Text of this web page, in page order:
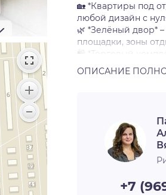
🏡 *Квартиры под
любой дизайн с
🌿 *Зелёный двор*
площадки, зоны
🛍 *Торговый
необходимое в
🚇 *Удобная
+7